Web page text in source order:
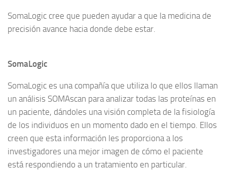
SomaLogic cree que pueden ayudar a que la medicina de
precisión avance hacia donde debe estar.
SomaLogic
SomaLogic es una compañía que utiliza lo que ellos llaman
un análisis SOMAscan para analizar todas las proteínas en
un paciente, dándoles una visión completa de la fisiología
de los individuos en un momento dado en el tiempo. Ellos
creen que esta información les proporciona a los
investigadores una mejor imagen de cómo el paciente
está respondiendo a un tratamiento en particular.